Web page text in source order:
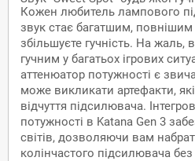
Кожен любитель лампового
звук стає багатшим,
збільшуєте гучність. На жаль,
гучним у багатьох ігрових
аттенюатор потужності є
може викликати артефакти,
відчуття підсилювача.
потужності в Katana Gen 3
світів, дозволяючи вам
колінчастого підсилювача